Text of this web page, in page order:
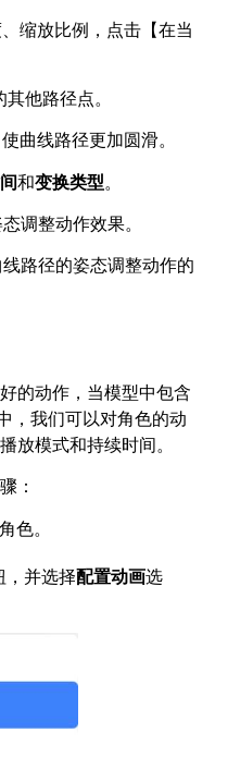
缩放比例，点击【在当
他路径点。
曲线路径更加圆滑。
和变换类型。
调整动作效果。
路径的姿态调整动作的
的动作，当模型中包含
，我们可以对角色的动
放模式和持续时间。
：
色。
，并选择配置动画选